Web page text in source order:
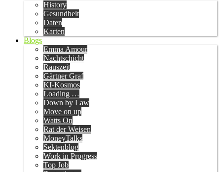
History
Gesundheit
Daten
Karten
Blogs
Emma Amour
Nachtschicht
Rauszeit
Gärtner Graf
KI-Kosmos
Loading …
Down by Law
Move on up
Watts On
Rat der Weisen
MoneyTalks
Sektenblog
Work in Progress
Top Job